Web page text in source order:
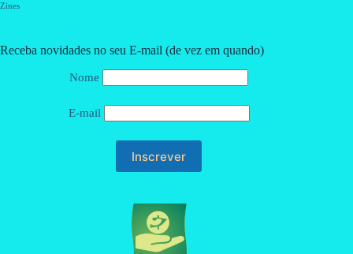
Zines
Receba novidades no seu E-mail (de vez em quando)
Nome
E-mail